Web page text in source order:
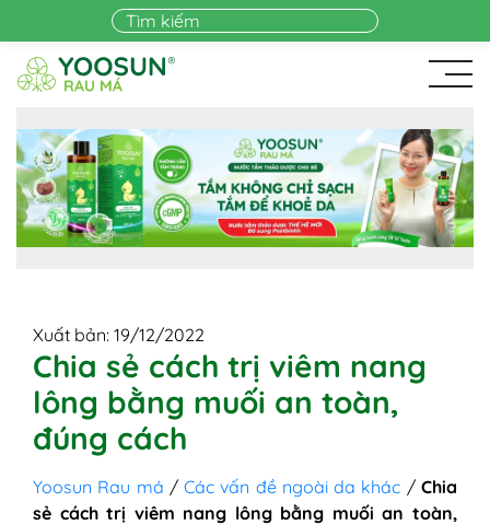
Skip to main content
Xuất bản: 19/12/2022
Chia sẻ cách trị viêm nang
lông bằng muối an toàn,
đúng cách
Yoosun Rau má /Các vấn đề ngoài da khác /Chia
sẻ cách trị viêm nang lông bằng muối an toàn,